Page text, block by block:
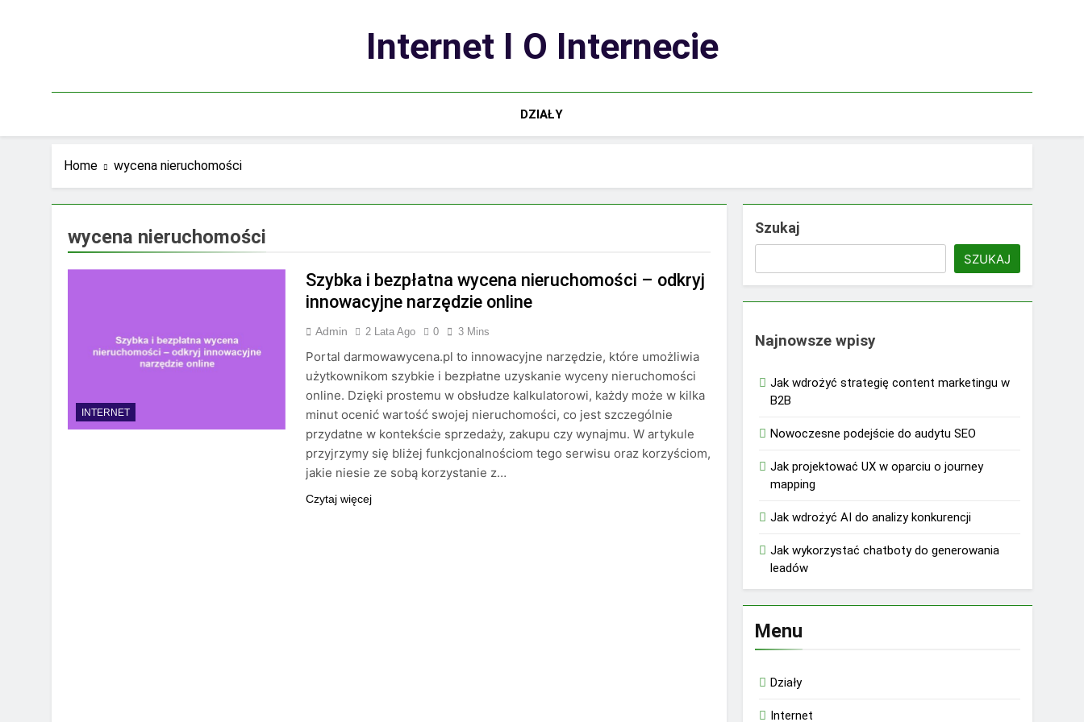
Internet I O Internecie
DZIAŁY
Home wycena nieruchomości
wycena nieruchomości
INTERNET
Szybka i bezpłatna wycena nieruchomości – odkryj
innowacyjne narzędzie online
Admin 2 Lata Ago 0 3 Mins
Portal darmowawycena.pl to innowacyjne narzędzie, które umożliwia
użytkownikom szybkie i bezpłatne uzyskanie wyceny nieruchomości
online. Dzięki prostemu w obsłudze kalkulatorowi, każdy może w kilka
minut ocenić wartość swojej nieruchomości, co jest szczególnie
przydatne w kontekście sprzedaży, zakupu czy wynajmu. W artykule
przyjrzymy się bliżej funkcjonalnościom tego serwisu oraz korzyściom,
jakie niesie ze sobą korzystanie z…
Czytaj więcej
Szukaj
SZUKAJ
Najnowsze wpisy
Jak wdrożyć strategię content marketingu w
B2B
Nowoczesne podejście do audytu SEO
Jak projektować UX w oparciu o journey
mapping
Jak wdrożyć AI do analizy konkurencji
Jak wykorzystać chatboty do generowania
leadów
Menu
Działy
Internet